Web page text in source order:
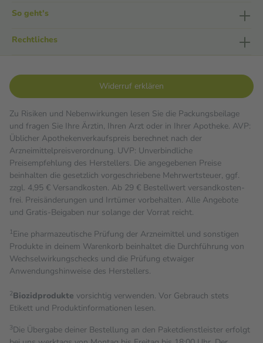
So geht's
Rechtliches
Widerruf erklären
Zu Risiken und Nebenwirkungen lesen Sie die Packungsbeilage
und fragen Sie Ihre Ärztin, Ihren Arzt oder in Ihrer Apotheke. AVP:
Üblicher Apothekenverkaufspreis berechnet nach der
Arzneimittelpreisverordnung. UVP: Unverbindliche
Preisempfehlung des Herstellers. Die angegebenen Preise
beinhalten die gesetzlich vorgeschriebene Mehrwertsteuer, ggf.
zzgl. 4,95 € Versandkosten. Ab 29 € Bestell­wert versand­kosten­
frei. Preisänderungen und Irrtümer vorbehalten. Alle Angebote
und Gratis-Beigaben nur solange der Vorrat reicht.
1Eine pharmazeutische Prüfung der Arzneimittel und sonstigen
Produkte in deinem Warenkorb beinhaltet die Durchführung von
Wechselwirkungschecks und die Prüfung etwaiger
Anwendungshinweise des Herstellers.
2Biozidprodukte vorsichtig verwenden. Vor Gebrauch stets
Etikett und Produktinformationen lesen.
3Die Übergabe deiner Bestellung an den Paketdienstleister erfolgt